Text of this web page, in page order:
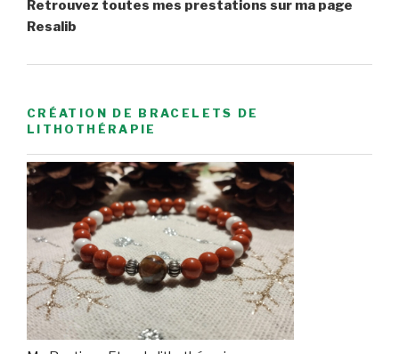
Retrouvez toutes mes prestations sur ma page
Resalib
CRÉATION DE BRACELETS DE
LITHOTHÉRAPIE